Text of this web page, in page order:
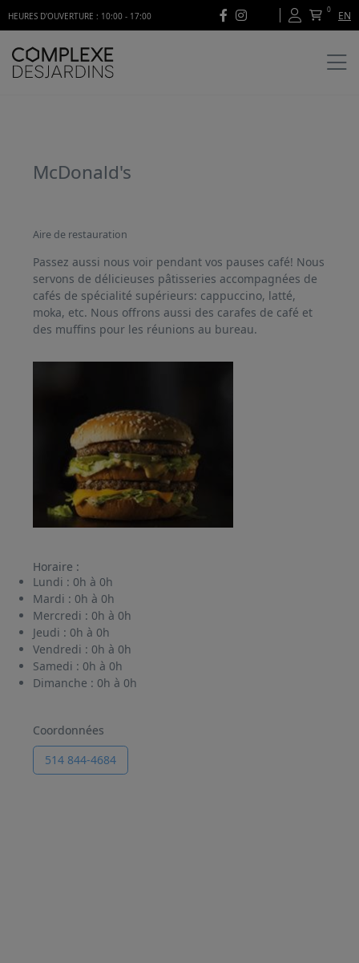
HEURES D'OUVERTURE : 10:00 - 17:00
0 EN
McDonald's
Aire de restauration
Passez aussi nous voir pendant vos pauses café! Nous
servons de délicieuses pâtisseries accompagnées de
cafés de spécialité supérieurs: cappuccino, latté,
moka, etc. Nous offrons aussi des carafes de café et
des muffins pour les réunions au bureau.
Horaire :
Lundi : 0h à 0h
Mardi : 0h à 0h
Mercredi : 0h à 0h
Jeudi : 0h à 0h
Vendredi : 0h à 0h
Samedi : 0h à 0h
Dimanche : 0h à 0h
Coordonnées
514 844-4684